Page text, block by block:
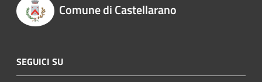
Comune di Castellarano
SEGUICI SU